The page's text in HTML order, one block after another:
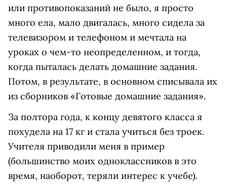
или противопоказаний не было, я просто
много ела, мало двигалась, много сидела за
телевизором и телефоном и мечтала на
уроках о чем-то неопределенном, и тогда,
когда пыталась делать домашние задания.
Потом, в результате, в основном списывала их
из сборников «Готовые домашние задания».
За полтора года, к концу девятого класса я
похудела на 17 кг и стала учиться без троек.
Учителя приводили меня в пример
(большинство моих одноклассников в это
время, наоборот, теряли интерес к учебе).